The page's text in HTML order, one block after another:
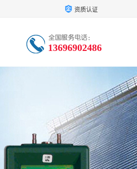
资质认证
13696902486